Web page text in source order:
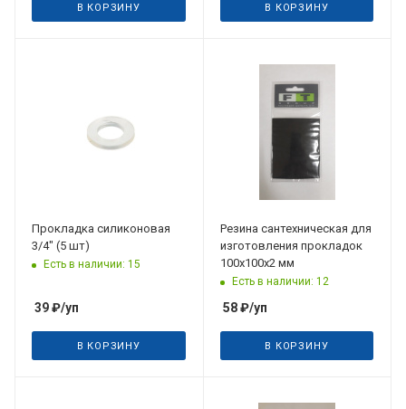
В КОРЗИНУ В КОРЗИНУ
Прокладка силиконовая
3/4" (5 шт)
Есть в наличии: 15
39₽/уп
В КОРЗИНУ
Резина сантехническая для
изготовления прокладок
100х100х2 мм
Есть в наличии: 12
58₽/уп
В КОРЗИНУ